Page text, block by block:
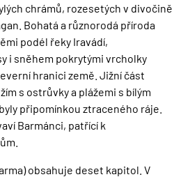
chrámů, rozesetých v divočině
Bohatá a různorodá příroda
podél řeky Iravádí,
i sněhem pokrytými vrcholky
hranici země. Jižní část
s ostrůvky a plážemi s bílým
připomínkou ztraceného ráje.
Barmánci, patřící k
obsahuje deset kapitol. V